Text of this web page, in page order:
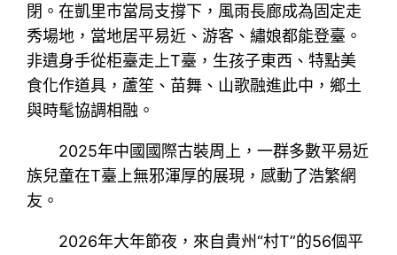
閉。在凱里市當局支撐下，風雨長廊成為固定走
秀場地，當地居平易近、游客、繡娘都能登臺。
非遺身手從柜臺走上T臺，生孩子東西、特點美
食化作道具，蘆笙、苗舞、山歌融進此中，鄉土
與時髦協調相融。
2025年中國國際古裝周上，一群多數平易近
族兒童在T臺上無邪渾厚的展現，感動了浩繁網
友。
2026年大年節夜，來自貴州“村T”的56個平